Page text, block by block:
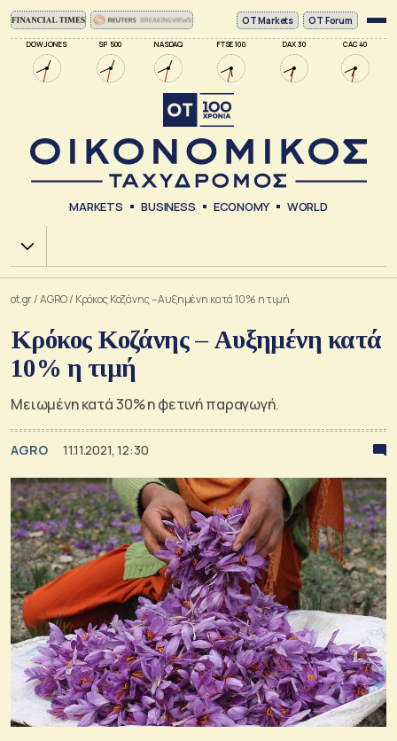
DOW JONES SP 500 NASDAQ FTSE 100 DAX 30 CAC 40
ΟΤ Markets OT Forum
MARKETS BUSINESS ECONOMY WORLD
Χ.Α.
ot.gr/AGRO/ Κρόκος Κοζάνης – Αυξημένη κατά 10% η τιμή
Κρόκος Κοζάνης – Αυξημένη κατά
10% η τιμή
Μειωμένη κατά 30% η φετινή παραγωγή.
AGRO 11.11.2021, 12:30